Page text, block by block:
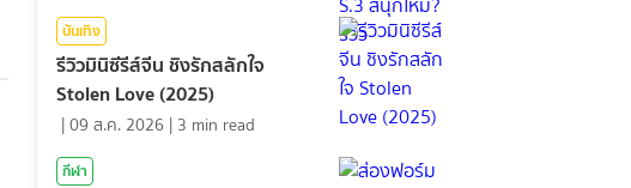
บันเทิง
รีวิวมินิซีรีส์จีน ชิงรักสลักใจ
Stolen Love (2025)
|09 ส.ค. 2026 | 3 min read
กีฬา